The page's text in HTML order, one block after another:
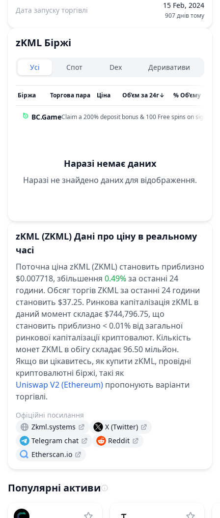
Дата запуску торгівлі
15 Feb, 2024
907 днів тому
zKML Біржі
Exchanges type
Усі Спот Dex Деривативи
Біржа Торгова пара Ціна ↓
Об'єм за 24г % Об'єму
BC.GameClaim a 200% deposit bonus & 100 Free spins on sign up!
Наразі немає даних
Наразі не знайдено даних для відображення.
zKML (ZKML) Дані про ціну в реальному
часі
Поточна ціна zKML (ZKML) становить приблизно
$0.007718, збільшення 0.49%за останні 24
години. Обсяг торгів ZKML за останні 24 години
становить $37.25. Ринкова капіталізація zKML в
даний момент складає $744,796.75, що
становить приблизно < 0.01% від загальної
ринкової капіталізації криптовалют. Кількість
монет ZKML в обігу складає 96.50 мільйон.
Якщо ви цікавитесь, як купити zKML, провідні
криптовалютні біржі, такі як
Uniswap V2 (Ethereum) пропонують варіанти
торгівлі.
Офіційні посилання
Zkml.systems
X (Twitter)
Telegram chat
Reddit
Etherscan.io
Популярні активи